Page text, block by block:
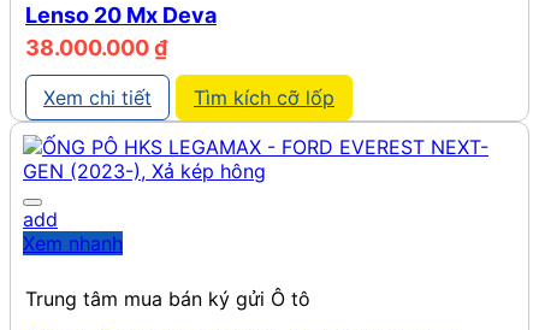
Lenso 20 Mx Deva
38.000.000₫
Xem chi tiết Tìm kích cỡ lốp
add
Xem nhanh
Trung tâm mua bán ký gửi Ô tô